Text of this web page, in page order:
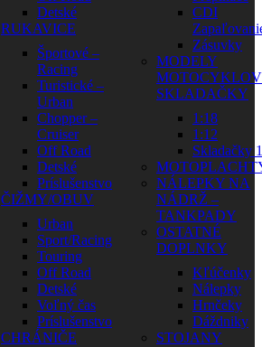
Detské
RUKAVICE
Športové –
Racing
Turistické –
Urban
Chopper –
Cruiser
Off Road
Detské
Príslušenstvo
ČIŽMY/OBUV
Urban
Sport/Racing
Touring
Off Road
Detské
Voľný čas
Príslušenstvo
CHRÁNIČE
CDI
Zásuvky
MODELY
SKLADAČKY
1:18
1:12
Skladačky
NÁLEPKY NA
NÁDRŽ –
TANKPADY
OSTATNÉ
DOPLNKY
Kľúčenky
Nálepky
Hrnčeky
Dáždniky
STOJANY